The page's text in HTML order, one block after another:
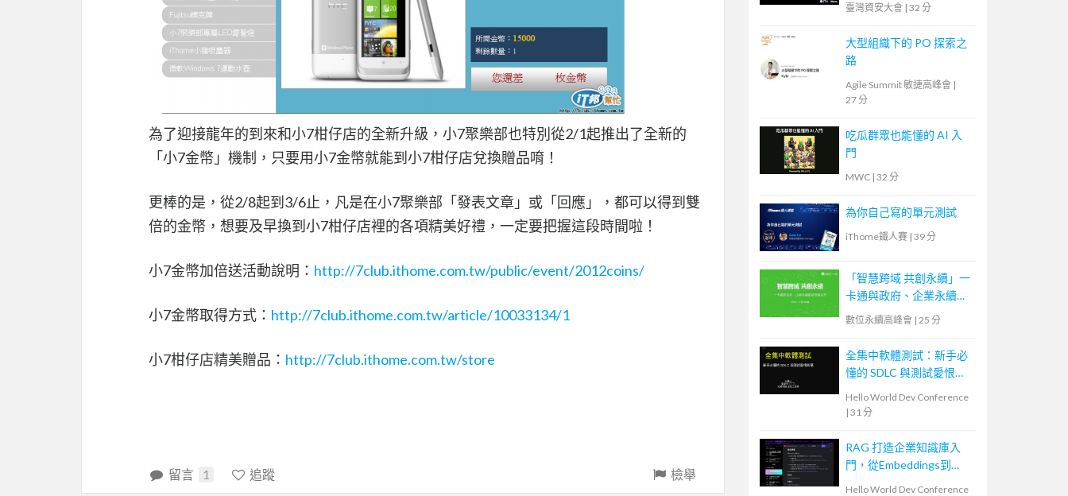
為了迎接龍年的到來和小7柑仔店的全新升級，小7聚樂部也特別從2/1起推出了全新的
「小7金幣」機制，只要用小7金幣就能到小7柑仔店兌換贈品唷！
更棒的是，從2/8起到3/6止，凡是在小7聚樂部「發表文章」或「回應」，都可以得到雙
倍的金幣，想要及早換到小7柑仔店裡的各項精美好禮，一定要把握這段時間啦！
小7金幣加倍送活動說明： http://7club.ithome.com.tw/public/event/2012coins/
小7金幣取得方式： http://7club.ithome.com.tw/article/10033134/1
小7柑仔店精美贈品： http://7club.ithome.com.tw/store
留言 1 追蹤 檢舉
臺灣資安大會 | 32 分
大型組織下的 PO 探索之
路
Agile Summit 敏捷高峰會 |
27 分
吃瓜群眾也能懂的 AI 入
門
MWC | 32 分
為你自己寫的單元測試
iThome鐵人賽 | 39 分
「智慧跨域 共創永續」一
卡通與政府、企業永續創
新思維合作
數位永續高峰會 | 25 分
全集中軟體測試：新手必
懂的 SDLC 與測試愛恨糾
Hello World Dev Conference
| 31 分
RAG 打造企業知識庫入
門，從Embeddings到
Hello World Dev Conference